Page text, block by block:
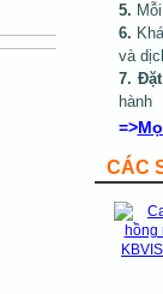
5.
6.
và
7.
hành
=>
CÁC